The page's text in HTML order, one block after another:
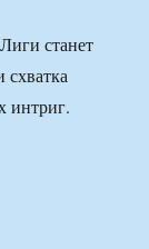
станет
схватка
интриг.